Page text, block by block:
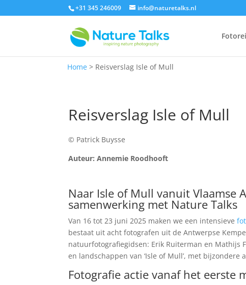
+31 345 246009 info@naturetalks.nl
Home > Reisverslag Isle of Mull
Reisverslag Isle of Mull
© Patrick Buysse
Auteur: Annemie Roodhooft
Naar Isle of Mull vanuit Vlaamse
samenwerking met Nature Talks
Van 16 tot 23 juni 2025 maken we een intensieve
bestaat uit acht fotografen uit de Antwerpse
natuurfotografiegidsen: Erik Ruiterman en Mathijs
en landschappen van ‘Isle of Mull’, met
Fotografie actie vanaf het eerste